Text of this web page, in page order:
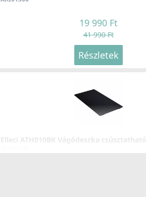
ELLECI - Csaptelep Stream Plus K86
119 990 Ft
Részletek
19 990 Ft
41 990 Ft
Részletek
Elleci ATH010BK Vágódeszka csúsztatható